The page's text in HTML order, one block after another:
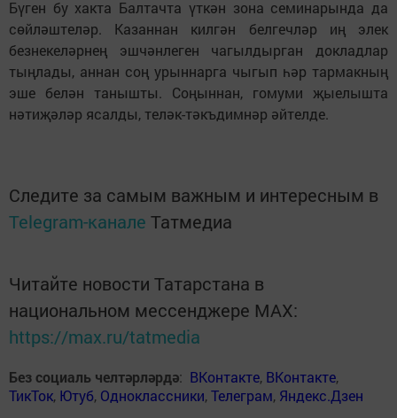
Бүген бу хакта Балтачта үткән зона семинарында да
сөйләштеләр. Казаннан килгән белгечләр иң элек
безнекеләрнең эшчәнлеген чагылдырган докладлар
тыңлады, аннан соң урыннарга чыгып һәр тармакның
эше белән танышты. Соңыннан, гомуми җыелышта
нәтиҗәләр ясалды, теләк-тәкъдимнәр әйтелде.
Следите за самым важным и интересным в
Telegram-канале Татмедиа
Читайте новости Татарстана в
национальном мессенджере MАХ:
https://max.ru/tatmedia
Без социаль челтәрләрдә: ВКонтакте, ВКонтакте,
ТикТок, Ютуб, Одноклассники,Телеграм, Яндекс.Дзен